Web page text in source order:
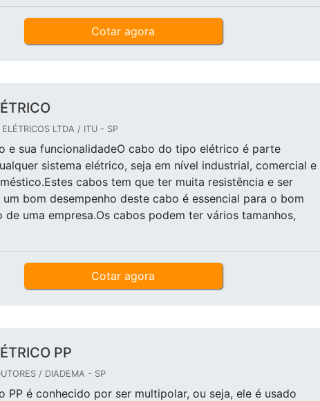
Cotar agora
LTDA / ITU - SP
e sua funcionalidadeO cabo do tipo elétrico é parte
sistema elétrico, seja em nível industrial, comercial e
cabos tem que ter muita resistência e ser
bom desempenho deste cabo é essencial para o bom
de uma empresa.Os cabos podem ter vários tamanhos,
Cotar agora
PP
/ DIADEMA - SP
PP é conhecido por ser multipolar, ou seja, ele é usado